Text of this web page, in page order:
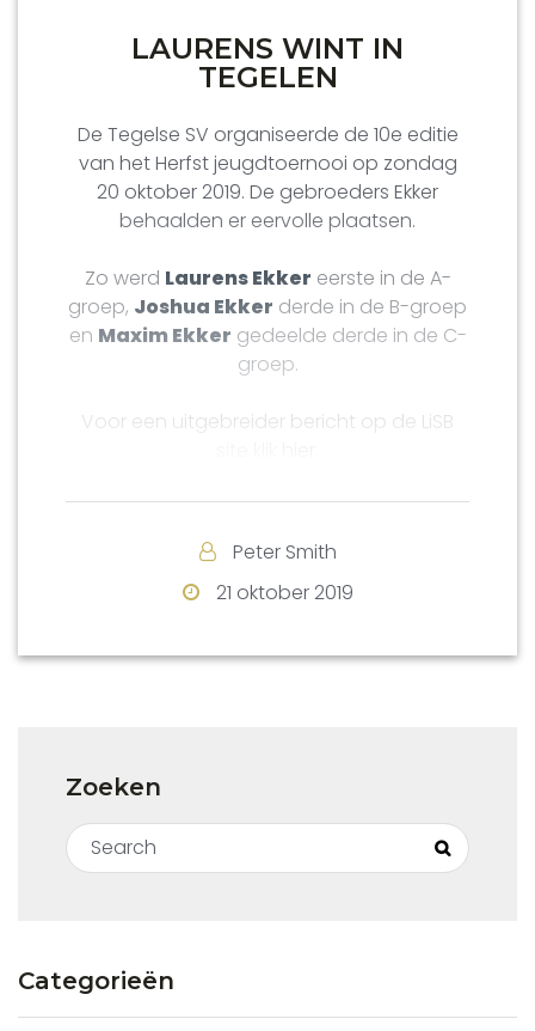
LAURENS WINT IN
TEGELEN
De Tegelse SV organiseerde de 10e editie
van het Herfst jeugdtoernooi op zondag
20 oktober 2019. De gebroeders Ekker
behaalden er eervolle plaatsen.
Zo werd Laurens Ekker eerste in de A-
groep, Joshua Ekker derde in de B-groep
en Maxim Ekker gedeelde derde in de C-
groep.
Voor een uitgebreider bericht op de LiSB
Peter Smith
21 oktober 2019
Zoeken
Search for:
Search
Categorieën